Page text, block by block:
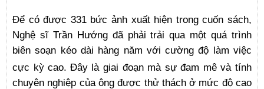
Để có được 331 bức ảnh xuất hiện trong cuốn sách,
Nghệ sĩ Trần Hướng đã phải trải qua một quá trình
biên soạn kéo dài hàng năm với cường độ làm việc
cực kỳ cao. Đây là giai đoạn mà sự đam mê và tính
chuyên nghiệp của ông được thử thách ở mức độ cao